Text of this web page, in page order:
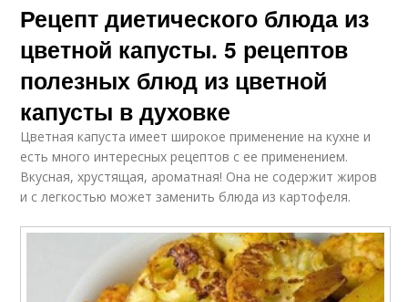
Рецепт диетического блюда из
цветной капусты. 5 рецептов
полезных блюд из цветной
капусты в духовке
Цветная капуста имеет широкое применение на кухне и
есть много интересных рецептов с ее применением.
Вкусная, хрустящая, ароматная! Она не содержит жиров
и с легкостью может заменить блюда из картофеля.